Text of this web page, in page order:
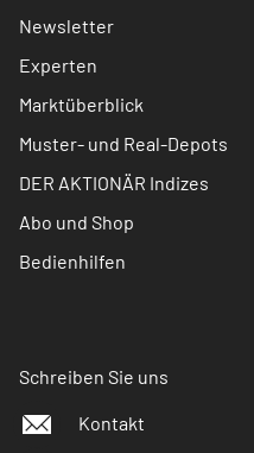
Newsletter
Experten
Marktüberblick
Muster- und Real-Depots
DER AKTIONÄR Indizes
Abo und Shop
Bedienhilfen
Schreiben Sie uns
Kontakt